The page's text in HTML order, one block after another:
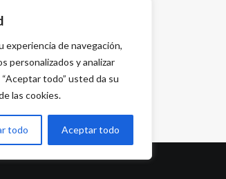
experiencia de navegación,
personalizados y analizar
todo” usted da su
las cookies.
todo Aceptar todo